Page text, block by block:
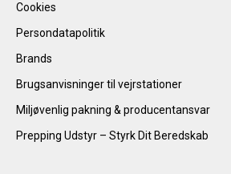
Cookies
Persondatapolitik
Brands
Brugsanvisninger til vejrstationer
Miljøvenlig pakning & producentansvar
Prepping Udstyr – Styrk Dit Beredskab